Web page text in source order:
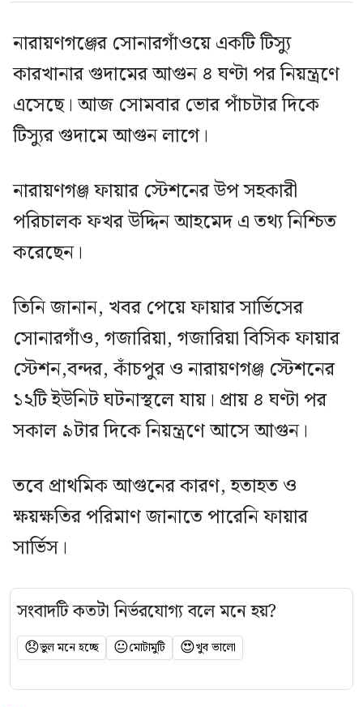
নারায়ণগঞ্জের সোনারগাঁওয়ে একটি টিস্যু
কারখানার গুদামের আগুন ৪ ঘণ্টা পর নিয়ন্ত্রণে
এসেছে। আজ সোমবার ভোর পাঁচটার দিকে
টিস্যুর গুদামে আগুন লাগে।
নারায়ণগঞ্জ ফায়ার স্টেশনের উপ সহকারী
পরিচালক ফখর উদ্দিন আহমেদ এ তথ্য নিশ্চিত
করেছেন।
তিনি জানান, খবর পেয়ে ফায়ার সার্ভিসের
সোনারগাঁও, গজারিয়া, গজারিয়া বিসিক ফায়ার
স্টেশন,বন্দর, কাঁচপুর ও নারায়ণগঞ্জ স্টেশনের
১২টি ইউনিট ঘটনাস্থলে যায়। প্রায় ৪ ঘণ্টা পর
সকাল ৯টার দিকে নিয়ন্ত্রণে আসে আগুন।
তবে প্রাথমিক আগুনের কারণ, হতাহত ও
ক্ষয়ক্ষতির পরিমাণ জানাতে পারেনি ফায়ার
সার্ভিস।
সংবাদটি কতটা নির্ভরযোগ্য বলে মনে হয়?
😞ভুল মনে হচ্ছে 😐মোটামুটি 😍খুব ভালো